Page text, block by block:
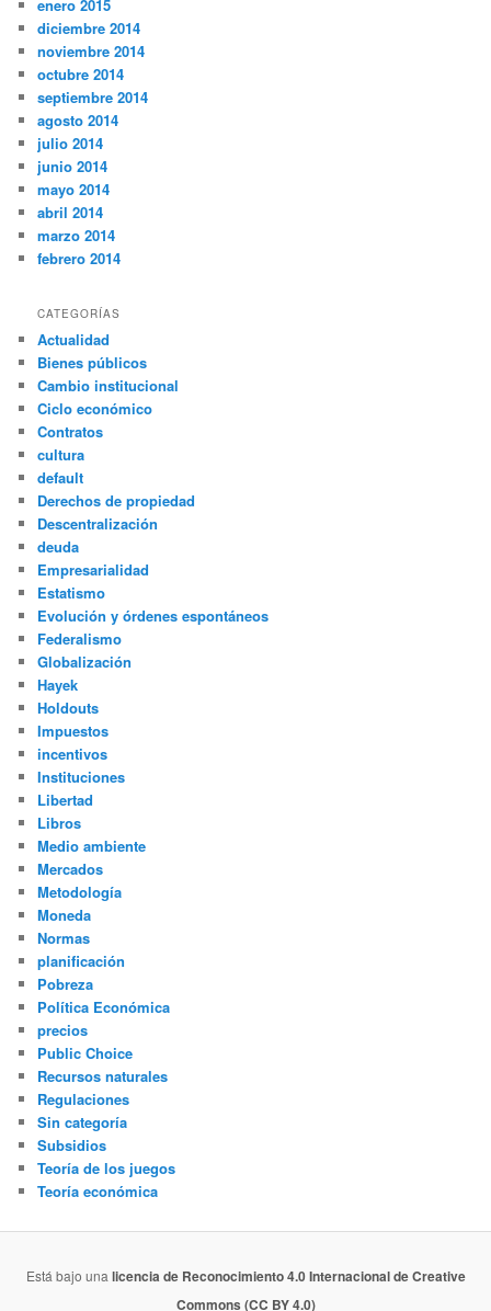
enero 2015
diciembre 2014
noviembre 2014
octubre 2014
septiembre 2014
agosto 2014
julio 2014
junio 2014
mayo 2014
abril 2014
marzo 2014
febrero 2014
CATEGORÍAS
Actualidad
Bienes públicos
Cambio institucional
Ciclo económico
Contratos
cultura
default
Derechos de propiedad
Descentralización
deuda
Empresarialidad
Estatismo
Evolución y órdenes espontáneos
Federalismo
Globalización
Hayek
Holdouts
Impuestos
incentivos
Instituciones
Libertad
Libros
Medio ambiente
Mercados
Metodología
Moneda
Normas
planificación
Pobreza
Política Económica
precios
Public Choice
Recursos naturales
Regulaciones
Sin categoría
Subsidios
Teoría de los juegos
Teoría económica
Está bajo una licencia de Reconocimiento 4.0 Internacional de Creative
Commons (CC BY 4.0)